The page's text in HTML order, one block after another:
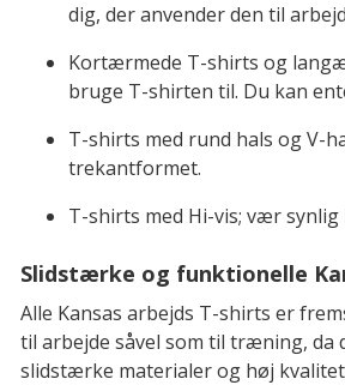
dig, der anvender den til
Kortærmede T-shirts og
bruge T-shirten til. Du kan
T-shirts med rund hals og V-
trekantformet.
T-shirts med Hi-vis; vær
Slidstærke og funktionelle
Alle Kansas arbejds T-shirts er
til arbejde såvel som til træning, da
slidstærke materialer og høj